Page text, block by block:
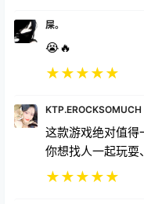
😭🔥
★★
这款游戏绝对值得
你想找人一起玩耍
★★★★★